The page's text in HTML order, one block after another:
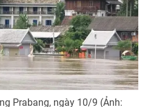
Shorts video
VTV Thể thao
Bất động sản
Prabang, ngày 10/9 (Ảnh: